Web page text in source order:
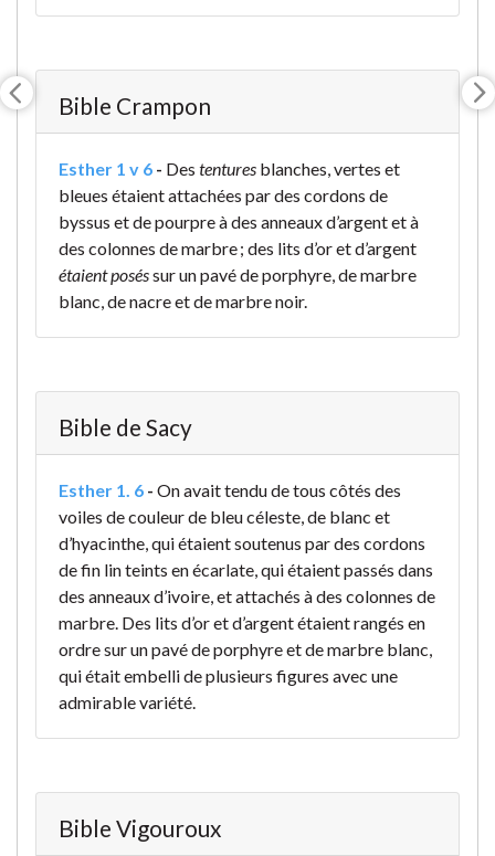
Bible Crampon
Esther 1 v 6 - Des tentures blanches, vertes et
bleues étaient attachées par des cordons de
byssus et de pourpre à des anneaux d’argent et à
des colonnes de marbre ; des lits d’or et d’argent
étaient poséssur un pavé de porphyre, de marbre
blanc, de nacre et de marbre noir.
Bible de Sacy
Esther 1. 6 - On avait tendu de tous côtés des
voiles de couleur de bleu céleste, de blanc et
d’hyacinthe, qui étaient soutenus par des cordons
de fin lin teints en écarlate, qui étaient passés dans
des anneaux d’ivoire, et attachés à des colonnes de
marbre. Des lits d’or et d’argent étaient rangés en
ordre sur un pavé de porphyre et de marbre blanc,
qui était embelli de plusieurs figures avec une
admirable variété.
Bible Vigouroux